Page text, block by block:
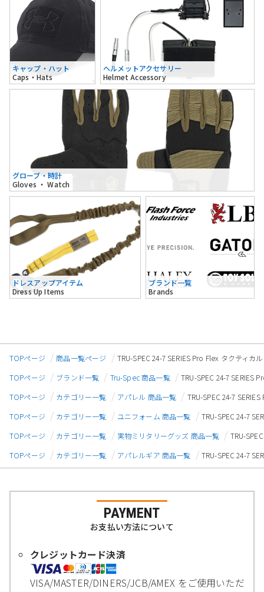
キャップ・ハット
Caps・Hats
ヘルメットアクセサリー
Helmet Accessory
グローブ・時計
Gloves ・ Watch
ドレスアップアイテム
Dress Up Items
ブランド一覧
Brands
TOPページ 商品一覧ページ
TRU-SPEC 24-7 SERIES Pro Flex タクティ
TOPページ
ブランド一覧 Tru-Spec 商品一覧
TRU-SPEC 24-7 SERIES
TOPページ
カテゴリー一覧 アパレル 商品一覧
TRU-SPEC 24-7
TOPページ
カテゴリー一覧 ユニフォーム 商品一覧
TRU-SPEC 24-7
TOPページ
カテゴリー一覧 実物ミリタリーグッズ 商品一覧
TRU-
TOPページ
カテゴリー一覧 アパレルギア 商品一覧 TRU-SPEC 24-7
PAYMENT
お支払い方法について
クレジットカード決済
VISA/MASTER/DINERS/JCB/AMEX をご使用いただ